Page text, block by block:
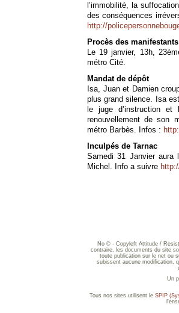
l’immobilité, la
des conséquences
http://
Procès des
Le 19 janvier, 13h,
métro Cité.
Mandat de dépôt
Isa, Juan et Damien
plus grand silence. Isa
le juge d’instruction
renouvellement de son
métro Barbès. Infos :
Inculpés de Tarnac
Samedi 31 Janvier aura
Michel. Info a suivre
No © - Copyleft Attitude /
contraire, les documents du site
toute publication sur le net ou
subissent aucune modification,
Un
Tous nos sites utilisent le SPIP